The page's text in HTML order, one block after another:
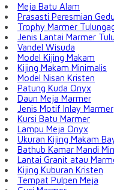
Meja Batu Alam
Prasasti Peresmian
Trophy Marmer
Jenis Lantai Marmer
Vandel Wisuda
Model Kijing Makam
Kijing Makam Minimalis
Model Nisan Kristen
Patung Kuda Onyx
Daun Meja Marmer
Jenis Motif Inlay Marmer
Kursi Batu Marmer
Lampu Meja Onyx
Ukuran Kijing Makam
Bathub Kamar Mandi
Lantai Granit atau
Kijing Kuburan Kristen
Tempat Pulpen Meja